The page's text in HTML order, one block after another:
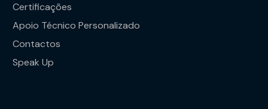
Certificações
Apoio Técnico Personalizado
Contactos
Speak Up